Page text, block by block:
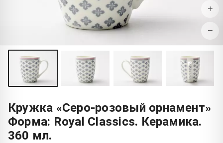
+
−
Кружка «Серо-розовый орнамент»
Форма: Royal Classics. Керамика.
360 мл.